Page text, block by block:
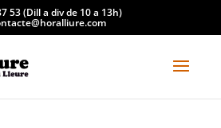
53 (Dill a div de 10 a 13h)